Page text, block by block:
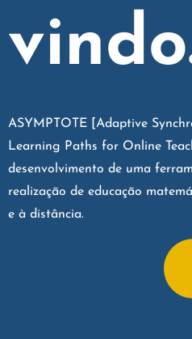
ASYMPTOTE [Adaptive
Learning Paths for Online
desenvolvimento de uma
realização de educação
e à distância.